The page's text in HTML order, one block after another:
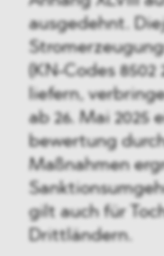
ausgedehnt.
(KN-Codes
liefern,
ab 26. Mai 2025
bewertung
Maßnahmen
gilt auch für
Drittländern.